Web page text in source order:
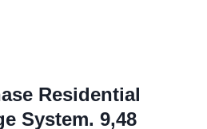
Residential
System. 9,48